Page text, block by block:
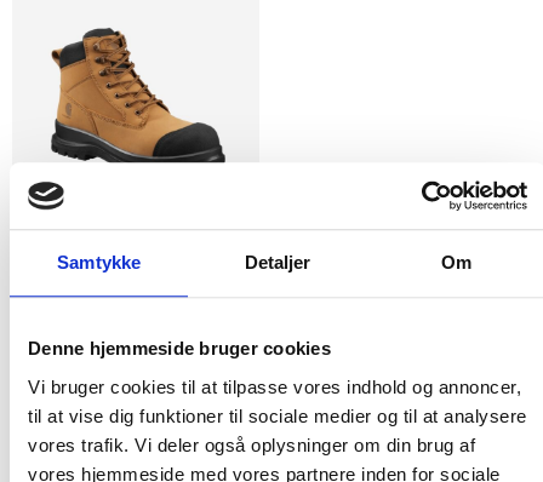
Samtykke Detaljer Om
Denne hjemmeside bruger cookies
Vi bruger cookies til at tilpasse vores indhold og annoncer,
til at vise dig funktioner til sociale medier og til at analysere
vores trafik. Vi deler også oplysninger om din brug af
vores hjemmeside med vores partnere inden for sociale
Carhartt
DKK 1.499,00
Vælg muligheder